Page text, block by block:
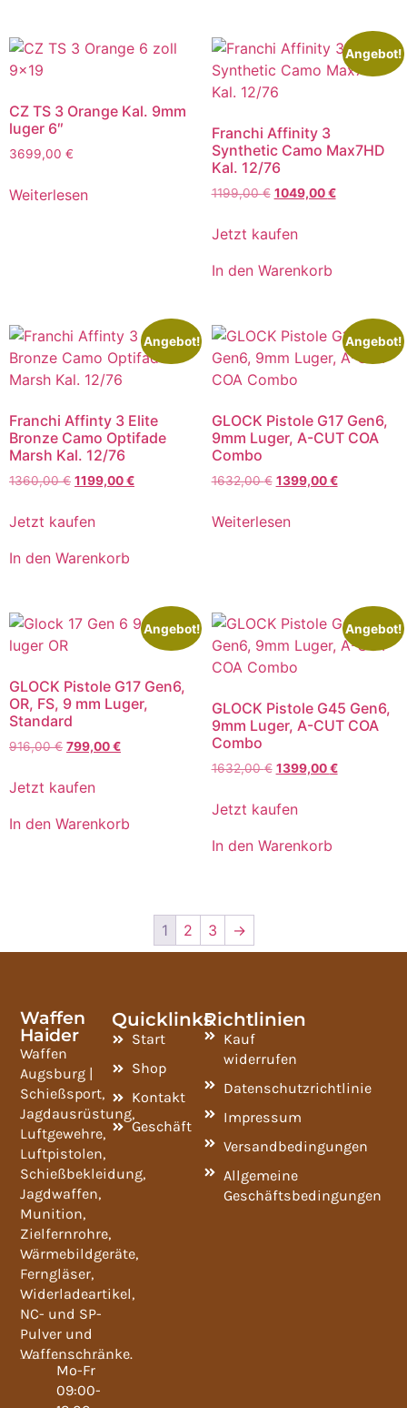
CZ TS 3 Orange Kal. 9mm
luger 6″
3699,00 €
Weiterlesen
Angebot!
Franchi Affinity 3
Synthetic Camo Max7HD​
Kal. 12/76
1199,00€ 1049,00€
Jetzt kaufen
In den Warenkorb
Angebot!
Franchi Affinty 3 Elite
Bronze Camo Optifade
Marsh Kal. 12/76
1360,00€ 1199,00€
Jetzt kaufen
In den Warenkorb
Angebot!
GLOCK Pistole G17 Gen6,
9mm Luger, A-CUT COA
Combo
1632,00€ 1399,00€
Weiterlesen
Angebot!
GLOCK Pistole G17 Gen6,
OR, FS, 9 mm Luger,
Standard
916,00€ 799,00€
Jetzt kaufen
In den Warenkorb
Angebot!
GLOCK Pistole G45 Gen6,
9mm Luger, A-CUT COA
Combo
1632,00€ 1399,00€
Jetzt kaufen
In den Warenkorb
1 2 3 →
Waffen
Haider
Waffen
Augsburg |
Schießsport,
Jagdausrüstung,
Luftgewehre,
Luftpistolen,
Schießbekleidung,
Jagdwaffen,
Munition,
Zielfernrohre,
Wärmebildgeräte,
Ferngläser,
Widerladeartikel,
NC- und SP-
Pulver und
Waffenschränke.
Mo-Fr
09:00-
Quicklinks
Start
Shop
Kontakt
Geschäft
Richtlinien
Kauf
widerrufen
Datenschutzrichtlinie
Impressum
Versandbedingungen
Allgemeine
Geschäftsbedingungen